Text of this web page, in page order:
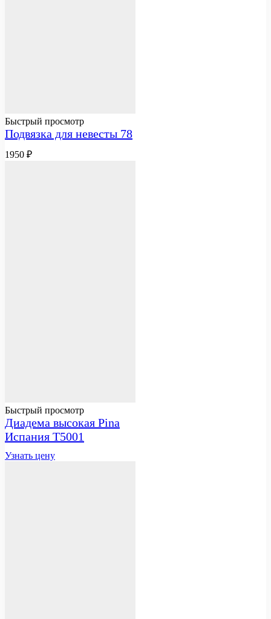
Быстрый просмотр
Подвязка для невесты 78
1950 ₽
Быстрый просмотр
Диадема высокая Pina
Испания T5001
Узнать цену